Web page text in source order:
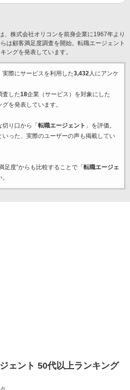
、株式会社オリコンを前身企業に1967年より
は顧客満足度調査を開始。転職エージェント
ングを発表しています。
際にサービスを利用した3,432人にアンケ
査した18企業（サービス）を対象にした
グを発表しています。
り口から「 転職エージェント 」を評価。
った、実際のユーザーの声も掲載してい
足度”からも比較することで「 転職エージェ
ェント 50代以上ランキング